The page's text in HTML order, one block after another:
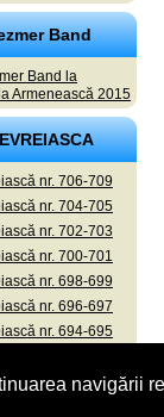
navigării
Band
Band la
Armenească 2015
nr. 706-709
nr. 704-705
nr. 702-703
nr. 700-701
nr. 698-699
nr. 696-697
nr. 694-695